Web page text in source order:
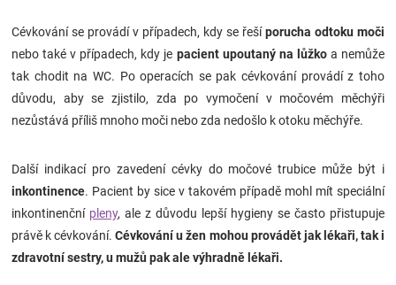
Značky
Blog
Hračkářství
Přihlášení
Cévkování se provádí v případech, kdy se řešíporucha odtoku moči
nebo také v případech, kdy je pacient upoutaný na lůžkoa nemůže
tak chodit na WC. Po operacích se pak cévkování provádí z toho
důvodu, aby se zjistilo, zda po vymočení v močovém měchýři
nezůstává příliš mnoho moči nebo zda nedošlo k otoku měchýře.
Další indikací pro zavedení cévky do močové trubice může být i
inkontinence. Pacient by sice v takovém případě mohl mít speciální
inkontinenční pleny, ale z důvodu lepší hygieny se často přistupuje
právě k cévkování.Cévkování u žen mohou provádět jak lékaři, tak i
zdravotní sestry, u mužů pak ale výhradně lékaři.